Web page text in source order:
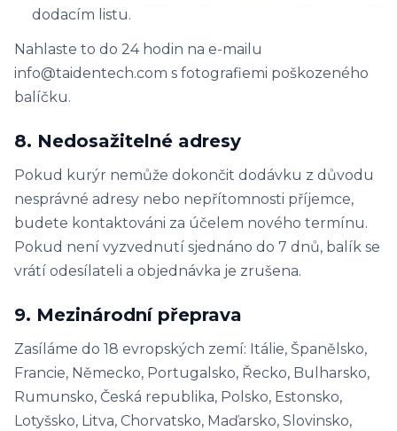
dodacím listu.
Nahlaste to do 24 hodin na e-mailu
info@taidentech.com s fotografiemi poškozeného
balíčku.
8. Nedosažitelné adresy
Pokud kurýr nemůže dokončit dodávku z důvodu
nesprávné adresy nebo nepřítomnosti příjemce,
budete kontaktováni za účelem nového termínu.
Pokud není vyzvednutí sjednáno do 7 dnů, balík se
vrátí odesílateli a objednávka je zrušena.
9. Mezinárodní přeprava
Zasíláme do 18 evropských zemí: Itálie, Španělsko,
Francie, Německo, Portugalsko, Řecko, Bulharsko,
Rumunsko, Česká republika, Polsko, Estonsko,
Lotyšsko, Litva, Chorvatsko, Maďarsko, Slovinsko,